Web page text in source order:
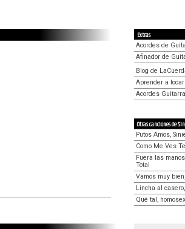
Extras
Acordes de
Afinador de
Blog de
Aprender a
Acordes Guitarra
Otras canciones de
Putos Amos,
Como Me Ves
Fuera las
Total
Vamos muy
Lincha al
Qué tal,